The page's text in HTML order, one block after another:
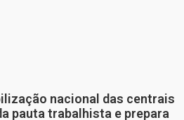
nacional das centrais
pauta trabalhista e prepara